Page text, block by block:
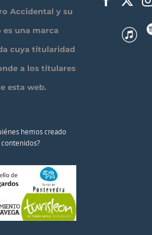
Accidental y su
es una marca
cuya titularidad
a los titulares
esta web.
hemos creado
contenidos?